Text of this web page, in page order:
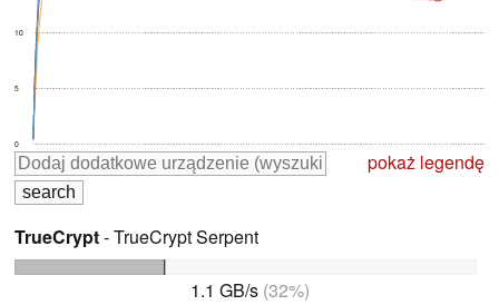
0
5
10
pokaż legendę
TrueCrypt- TrueCrypt Serpent
1.1 GB/s(32%)